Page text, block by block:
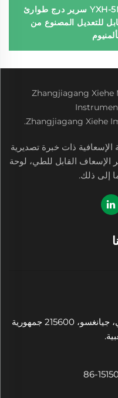
YXH-5N سرير درج طوارئ
للتعديل المصنوع من
Zhangjiagang Xiehe
Zhangjiagang Xiehe
ذات خبرة تصديرية
سرير الإسعاف القابل للطي، لوحة
إلى ذلك.
7 شارع تشينغزا الأوسط، بلدة يانغشي، جيانغسو، 215600 جمهورية